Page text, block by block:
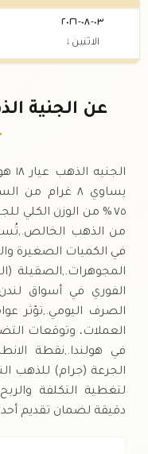
٠٣-٠٨-٢٠٢٦
الاثنين ↓
عن الجنية الذهب
من الذهب
في الكميات الصغيرة
المجوهرات.,الصقيلة
الفوري في أسواق
الصرف اليومي.,تؤثر
في هولندا.,نقطة
الجرعة (جرام) للذهب
دقيقة لضمان تقديم